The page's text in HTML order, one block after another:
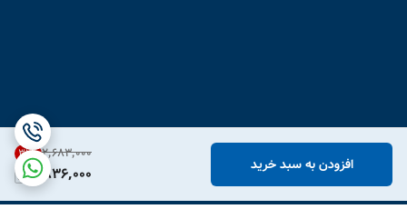
۲٬۶۸۳٬۰۰۰ 31%
1,836,000 افزودن به سبد خرید